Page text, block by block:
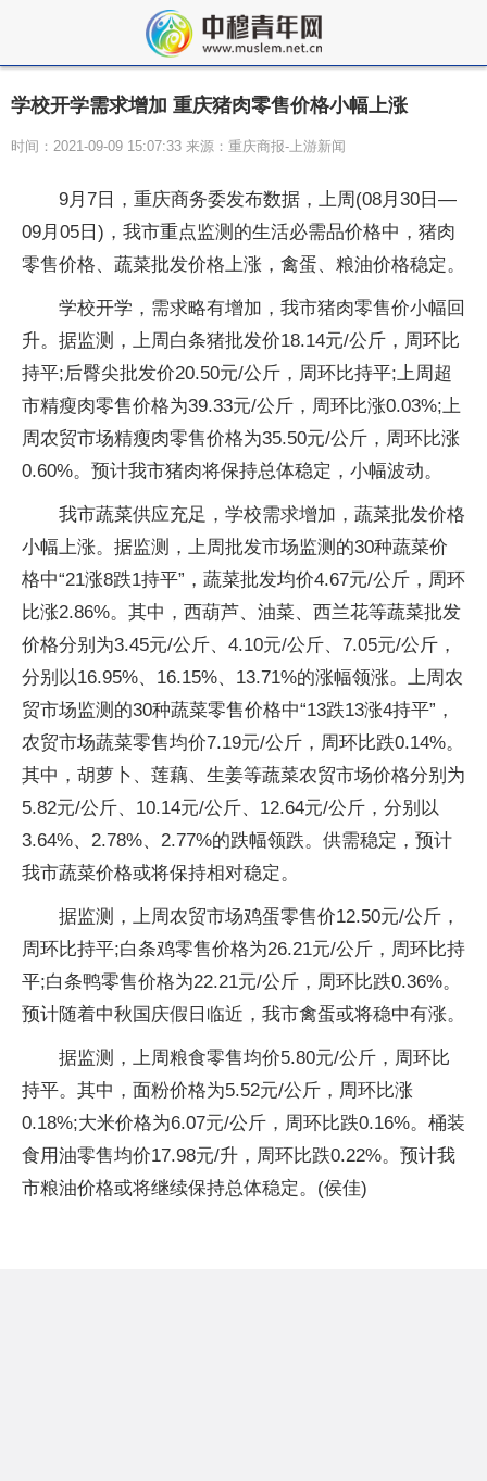
学校开学需求增加 重庆猪肉零售价格小幅上涨
时间：2021-09-09 15:07:33 来源：重庆商报-上游新闻
9月7日，重庆商务委发布数据，上周(08月30日—
09月05日)，我市重点监测的生活必需品价格中，猪肉
零售价格、蔬菜批发价格上涨，禽蛋、粮油价格稳定。
学校开学，需求略有增加，我市猪肉零售价小幅回
升。据监测，上周白条猪批发价18.14元/公斤，周环比
持平;后臀尖批发价20.50元/公斤，周环比持平;上周超
市精瘦肉零售价格为39.33元/公斤，周环比涨0.03%;上
周农贸市场精瘦肉零售价格为35.50元/公斤，周环比涨
0.60%。预计我市猪肉将保持总体稳定，小幅波动。
我市蔬菜供应充足，学校需求增加，蔬菜批发价格
小幅上涨。据监测，上周批发市场监测的30种蔬菜价
格中“21涨8跌1持平”，蔬菜批发均价4.67元/公斤，周环
比涨2.86%。其中，西葫芦、油菜、西兰花等蔬菜批发
价格分别为3.45元/公斤、4.10元/公斤、7.05元/公斤，
分别以16.95%、16.15%、13.71%的涨幅领涨。上周农
贸市场监测的30种蔬菜零售价格中“13跌13涨4持平”，
农贸市场蔬菜零售均价7.19元/公斤，周环比跌0.14%。
其中，胡萝卜、莲藕、生姜等蔬菜农贸市场价格分别为
5.82元/公斤、10.14元/公斤、12.64元/公斤，分别以
3.64%、2.78%、2.77%的跌幅领跌。供需稳定，预计
我市蔬菜价格或将保持相对稳定。
据监测，上周农贸市场鸡蛋零售价12.50元/公斤，
周环比持平;白条鸡零售价格为26.21元/公斤，周环比持
平;白条鸭零售价格为22.21元/公斤，周环比跌0.36%。
预计随着中秋国庆假日临近，我市禽蛋或将稳中有涨。
据监测，上周粮食零售均价5.80元/公斤，周环比
持平。其中，面粉价格为5.52元/公斤，周环比涨
0.18%;大米价格为6.07元/公斤，周环比跌0.16%。桶装
食用油零售均价17.98元/升，周环比跌0.22%。预计我
市粮油价格或将继续保持总体稳定。(侯佳)